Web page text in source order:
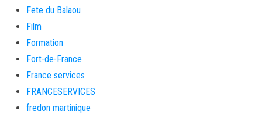
Fete du Balaou
Film
Formation
Fort-de-France
France services
FRANCESERVICES
fredon martinique